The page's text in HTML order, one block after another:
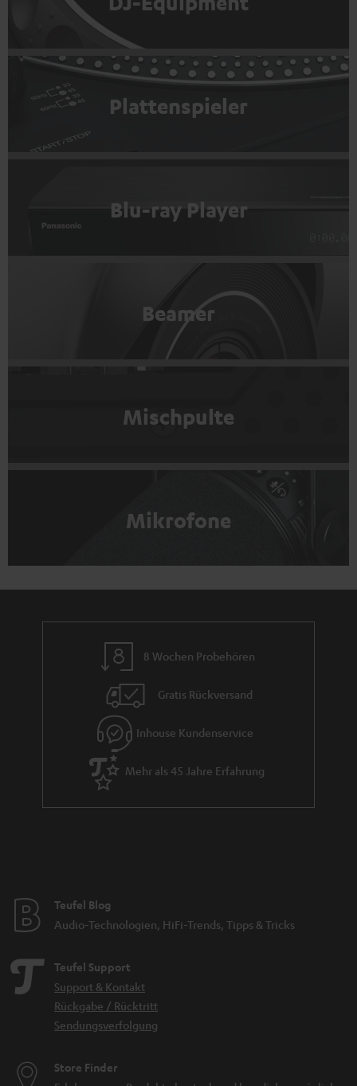
Plattenspieler
Blu-ray Player
Beamer
Mischpulte
Mikrofone
8 Wochen Probehören
Gratis Rückversand
Inhouse Kundenservice
Mehr als 45 Jahre Erfahrung
Teufel Blog
Audio-Technologien, HiFi-Trends, Tipps & Tricks
Teufel Support
Support & Kontakt
Rückgabe / Rücktritt
Sendungsverfolgung
Store Finder